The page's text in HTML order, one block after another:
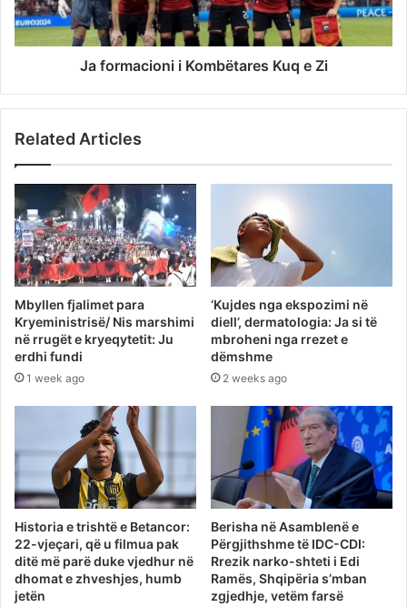
Ja formacioni i Kombëtares Kuq e Zi
Related Articles
Mbyllen fjalimet para
Kryeministrisë/ Nis marshimi
në rrugët e kryeqytetit: Ju
erdhi fundi
1 week ago
‘Kujdes nga ekspozimi në
diell’, dermatologia: Ja si të
mbroheni nga rrezet e
dëmshme
2 weeks ago
Historia e trishtë e Betancor:
22-vjeçari, që u filmua pak
ditë më parë duke vjedhur në
dhomat e zhveshjes, humb
jetën
Berisha në Asamblenë e
Përgjithshme të IDC-CDI:
Rrezik narko-shteti i Edi
Ramës, Shqipëria s’mban
zgjedhje, vetëm farsë